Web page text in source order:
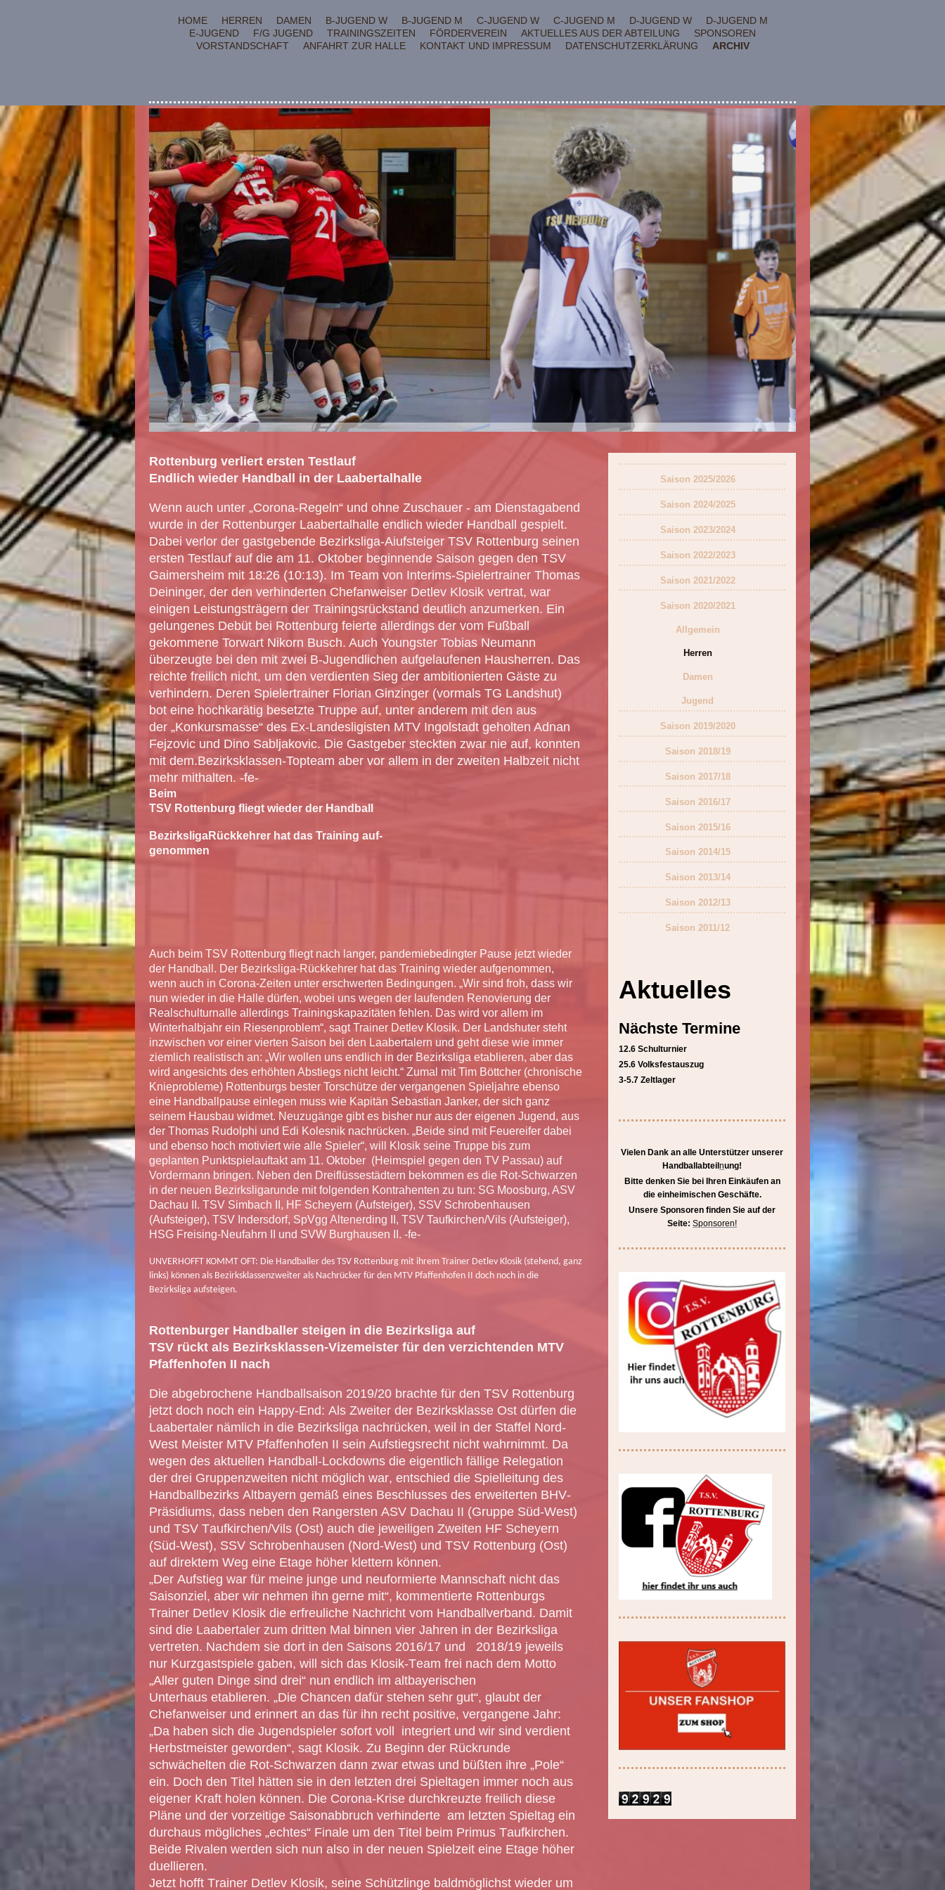
HOME HERREN DAMEN B-JUGEND W B-JUGEND M C-JUGEND W C-JUGEND M D-JUGEND W
D-JUGEND M
E-JUGEND
F/G JUGEND TRAININGSZEITEN FÖRDERVEREIN AKTUELLES AUS DER ABTEILUNG
SPONSOREN
VORSTANDSCHAFT
ANFAHRT ZUR HALLE KONTAKT UND IMPRESSUM DATENSCHUTZERKLÄRUNG ARCHIV
Rottenburg verliert ersten Testlauf
Endlich wieder Handball in der Laabertalhalle
Wenn auch unter „Corona-Regeln“ und ohne Zuschauer - am Dienstagabend
wurde in der Rottenburger Laabertalhalle endlich wieder Handball gespielt.
Dabei verlor der gastgebende Bezirksliga-Aiufsteiger TSV Rottenburg seinen
ersten Testlauf auf die am 11. Oktober beginnende Saison gegen den TSV
Gaimersheim mit 18:26 (10:13). Im Team von Interims-Spielertrainer Thomas
Deininger, der den verhinderten Chefanweiser Detlev Klosik vertrat, war
einigen Leistungsträgern der Trainingsrückstand deutlich anzumerken. Ein
gelungenes Debüt bei Rottenburg feierte allerdings der vom Fußball
gekommene Torwart Nikorn Busch. Auch Youngster Tobias Neumann
überzeugte bei den mit zwei B-Jugendlichen aufgelaufenen Hausherren. Das
reichte freilich nicht, um den verdienten Sieg der ambitionierten Gäste zu
verhindern. Deren Spielertrainer Florian Ginzinger (vormals TG Landshut)
bot eine hochkarätig besetzte Truppe auf, unter anderem mit den aus
der „Konkursmasse“ des Ex-Landesligisten MTV Ingolstadt geholten Adnan
Fejzovic und Dino Sabljakovic. Die Gastgeber steckten zwar nie auf, konnten
mit dem.Bezirksklassen-Topteam aber vor allem in der zweiten Halbzeit nicht
mehr mithalten. -fe-
Beim
TSV Rottenburg fliegt wieder der Handball
BezirksligaRückkehrer hat das Training auf-
genommen
Auch beim TSV Rottenburg fliegt nach langer, pandemiebedingter Pause jetzt wieder
der Handball. Der Bezirksliga-Rückkehrer hat das Training wieder aufgenommen,
wenn auch in Corona-Zeiten unter erschwerten Bedingungen. „Wir sind froh, dass wir
nun wieder in die Halle dürfen, wobei uns wegen der laufenden Renovierung der
Realschulturnalle allerdings Trainingskapazitäten fehlen. Das wird vor allem im
Winterhalbjahr ein Riesenproblem“, sagt Trainer Detlev Klosik. Der Landshuter steht
inzwischen vor einer vierten Saison bei den Laabertalern und geht diese wie immer
ziemlich realistisch an: „Wir wollen uns endlich in der Bezirksliga etablieren, aber das
wird angesichts des erhöhten Abstiegs nicht leicht.“ Zumal mit Tim Böttcher (chronische
Knieprobleme) Rottenburgs bester Torschütze der vergangenen Spieljahre ebenso
eine Handballpause einlegen muss wie Kapitän Sebastian Janker, der sich ganz
seinem Hausbau widmet. Neuzugänge gibt es bisher nur aus der eigenen Jugend, aus
der Thomas Rudolphi und Edi Kolesnik nachrücken. „Beide sind mit Feuereifer dabei
und ebenso hoch motiviert wie alle Spieler“, will Klosik seine Truppe bis zum
geplanten Punktspielauftakt am 11. Oktober (Heimspiel gegen den TV Passau) auf
Vordermann bringen. Neben den Dreiflüssestädtern bekommen es die Rot-Schwarzen
in der neuen Bezirksligarunde mit folgenden Kontrahenten zu tun: SG Moosburg, ASV
Dachau II. TSV Simbach II, HF Scheyern (Aufsteiger), SSV Schrobenhausen
(Aufsteiger), TSV Indersdorf, SpVgg Altenerding II, TSV Taufkirchen/Vils (Aufsteiger),
HSG Freising-Neufahrn II und SVW Burghausen II. -fe-
UNVERHOFFT KOMMT OFT: Die Handballer des TSV Rottenburg mit ihrem Trainer Detlev Klosik (stehend, ganz
links) können als Bezirksklassenzweiter als Nachrücker für den MTV Pfaffenhofen II doch noch in die
Bezirksliga aufsteigen.
Rottenburger Handballer steigen in die Bezirksliga auf
TSV rückt als Bezirksklassen-Vizemeister für den verzichtenden MTV
Pfaffenhofen II nach
Die abgebrochene Handballsaison 2019/20 brachte für den TSV Rottenburg
jetzt doch noch ein Happy-End: Als Zweiter der Bezirksklasse Ost dürfen die
Laabertaler nämlich in die Bezirksliga nachrücken, weil in der Staffel Nord-
West Meister MTV Pfaffenhofen II sein Aufstiegsrecht nicht wahrnimmt. Da
wegen des aktuellen Handball-Lockdowns die eigentlich fällige Relegation
der drei Gruppenzweiten nicht möglich war, entschied die Spielleitung des
Handballbezirks Altbayern gemäß eines Beschlusses des erweiterten BHV-
Präsidiums, dass neben den Rangersten ASV Dachau II (Gruppe Süd-West)
und TSV Taufkirchen/Vils (Ost) auch die jeweiligen Zweiten HF Scheyern
(Süd-West), SSV Schrobenhausen (Nord-West) und TSV Rottenburg (Ost)
auf direktem Weg eine Etage höher klettern können.
„Der Aufstieg war für meine junge und neuformierte Mannschaft nicht das
Saisonziel, aber wir nehmen ihn gerne mit“, kommentierte Rottenburgs
Trainer Detlev Klosik die erfreuliche Nachricht vom Handballverband. Damit
sind die Laabertaler zum dritten Mal binnen vier Jahren in der Bezirksliga
vertreten. Nachdem sie dort in den Saisons 2016/17 und 2018/19 jeweils
nur Kurzgastspiele gaben, will sich das Klosik-Team frei nach dem Motto
„Aller guten Dinge sind drei“ nun endlich im altbayerischen
Unterhaus etablieren. „Die Chancen dafür stehen sehr gut“, glaubt der
Chefanweiser und erinnert an das für ihn recht positive, vergangene Jahr:
„Da haben sich die Jugendspieler sofort voll integriert und wir sind verdient
Herbstmeister geworden“, sagt Klosik. Zu Beginn der Rückrunde
schwächelten die Rot-Schwarzen dann zwar etwas und büßten ihre „Pole“
ein. Doch den Titel hätten sie in den letzten drei Spieltagen immer noch aus
eigener Kraft holen können. Die Corona-Krise durchkreuzte freilich diese
Pläne und der vorzeitige Saisonabbruch verhinderte am letzten Spieltag ein
durchaus mögliches „echtes“ Finale um den Titel beim Primus Taufkirchen.
Beide Rivalen werden sich nun also in der neuen Spielzeit eine Etage höher
duellieren.
Jetzt hofft Trainer Detlev Klosik, seine Schützlinge baldmöglichst wieder um
Saison 2025/2026
Saison 2024/2025
Saison 2023/2024
Saison 2022/2023
Saison 2021/2022
Saison 2020/2021
Allgemein
Herren
Damen
Jugend
Saison 2019/2020
Saison 2018/19
Saison 2017/18
Saison 2016/17
Saison 2015/16
Saison 2014/15
Saison 2013/14
Saison 2012/13
Saison 2011/12
Aktuelles
Nächste Termine
12.6 Schulturnier
25.6 Volksfestauszug
3-5.7 Zeltlager
Vielen Dank an alle Unterstützer unserer
Handballabteilnung!
Bitte denken Sie bei Ihren Einkäufen an
die einheimischen Geschäfte.
Unsere Sponsoren finden Sie auf der
Seite: Sponsoren!